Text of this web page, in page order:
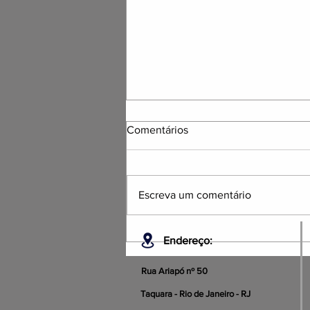
Comentários
Escreva um comentário
Endereço:
Rua Ariapó nº 50
Taquara - Rio de Janeiro - RJ